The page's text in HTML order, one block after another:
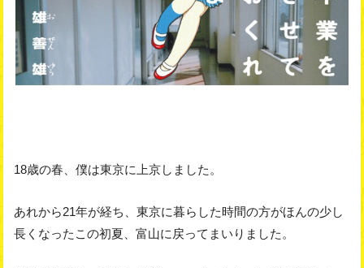
18歳の春、僕は東京に上京しました。
あれから21年が経ち、東京に暮らした時間の方がほんの少し
長くなったこの初夏、富山に戻ってまいりました。